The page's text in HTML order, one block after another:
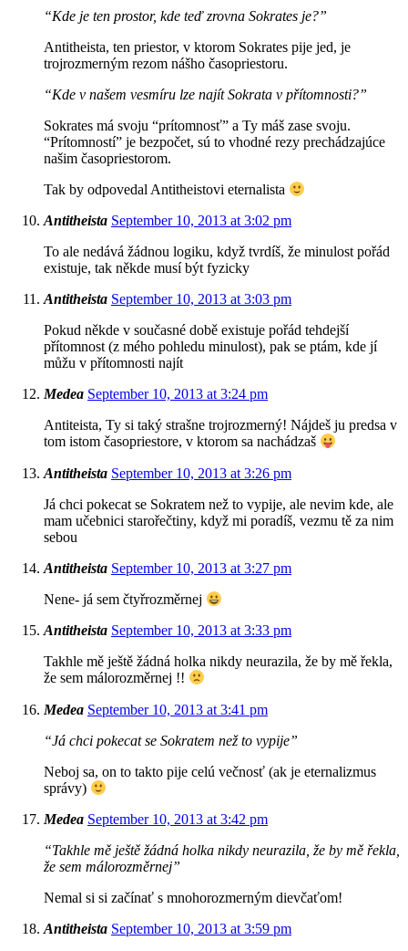
“Kde je ten prostor, kde teď zrovna Sokrates je?”
Antitheista, ten priestor, v ktorom Sokrates pije jed, je
trojrozmerným rezom nášho časopriestoru.
“Kde v našem vesmíru lze najít Sokrata v přítomnosti?”
Sokrates má svoju “prítomnosť” a Ty máš zase svoju.
“Prítomností” je bezpočet, sú to vhodné rezy prechádzajúce
našim časopriestorom.
Tak by odpovedal Antitheistovi eternalista
Antitheista September 10, 2013 at 3:02 pm
To ale nedává žádnou logiku, když tvrdíš, že minulost pořád
existuje, tak někde musí být fyzicky
Antitheista September 10, 2013 at 3:03 pm
Pokud někde v současné době existuje pořád tehdejší
přítomnost (z mého pohledu minulost), pak se ptám, kde jí
můžu v přítomnosti najít
Medea September 10, 2013 at 3:24 pm
Antiteista, Ty si taký strašne trojrozmerný! Nájdeš ju predsa v
tom istom časopriestore, v ktorom sa nachádzaš
Antitheista September 10, 2013 at 3:26 pm
Já chci pokecat se Sokratem než to vypije, ale nevim kde, ale
mam učebnici starořečtiny, když mi poradíš, vezmu tě za nim
sebou
Antitheista September 10, 2013 at 3:27 pm
Nene- já sem čtyřrozměrnej
Antitheista September 10, 2013 at 3:33 pm
Takhle mě ještě žádná holka nikdy neurazila, že by mě řekla,
že sem málorozměrnej !!
Medea September 10, 2013 at 3:41 pm
“Já chci pokecat se Sokratem než to vypije”
Neboj sa, on to takto pije celú večnosť (ak je eternalizmus
správy)
Medea September 10, 2013 at 3:42 pm
“Takhle mě ještě žádná holka nikdy neurazila, že by mě řekla,
že sem málorozměrnej”
Nemal si si začínať s mnohorozmerným dievčaťom!
Antitheista September 10, 2013 at 3:59 pm